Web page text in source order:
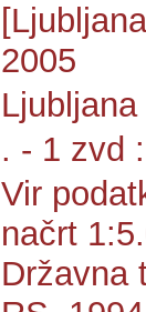
2005
. - 1 zvd
Vir
načrt
Državna